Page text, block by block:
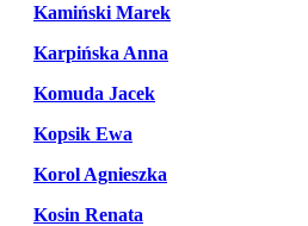
Kamiński Marek
Karpińska Anna
Komuda Jacek
Kopsik Ewa
Korol Agnieszka
Kosin Renata